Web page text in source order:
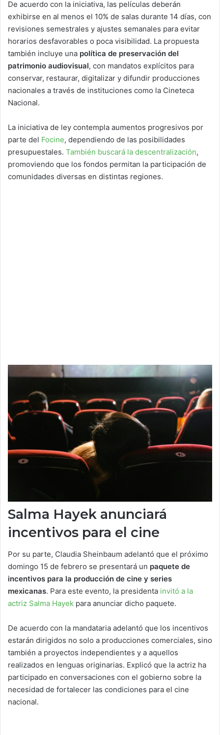
De acuerdo con la iniciativa, las películas deberán
exhibirse en al menos el 10% de salas durante 14 días, con
revisiones semestrales y ajustes semanales para evitar
horarios desfavorables o poca visibilidad. La propuesta
también incluye una política de preservación del
patrimonio audiovisual, con mandatos explícitos para
conservar, restaurar, digitalizar y difundir producciones
nacionales a través de instituciones como la Cineteca
Nacional.
La iniciativa de ley contempla aumentos progresivos por
parte del Focine, dependiendo de las posibilidades
presupuestales. También buscará la descentralización,
promoviendo que los fondos permitan la participación de
comunidades diversas en distintas regiones.
Salma Hayek anunciará
incentivos para el cine
Por su parte, Claudia Sheinbaum adelantó que el próximo
domingo 15 de febrero se presentará un paquete de
incentivos para la producción de cine y series
mexicanas. Para este evento, la presidenta invitó a la
actriz Salma Hayek para anunciar dicho paquete.
De acuerdo con la mandataria adelantó que los incentivos
estarán dirigidos no solo a producciones comerciales, sino
también a proyectos independientes y a aquellos
realizados en lenguas originarias. Explicó que la actriz ha
participado en conversaciones con el gobierno sobre la
necesidad de fortalecer las condiciones para el cine
nacional.